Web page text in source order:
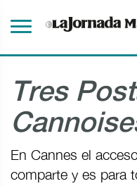
Tres
En Cannes el
comparte y es para